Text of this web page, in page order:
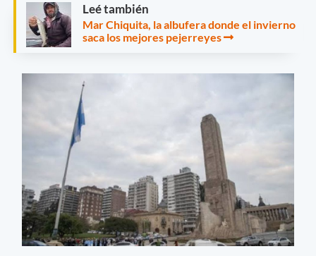
Leé también
Mar Chiquita, la albufera donde el invierno
saca los mejores pejerreyes